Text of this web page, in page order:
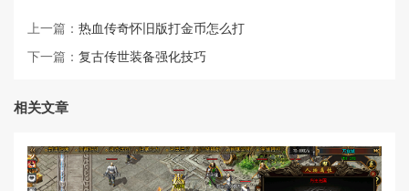
上一篇： 热血传奇怀旧版打金币怎么打
下一篇： 复古传世装备强化技巧
相关文章